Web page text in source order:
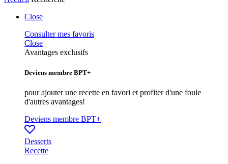
Close
Consulter mes favoris
Close
Avantages exclusifs
Deviens membre BPT+
pour ajouter une recette en favori et profiter d'une foule
d'autres avantages!
Deviens membre BPT+
Desserts
Recette